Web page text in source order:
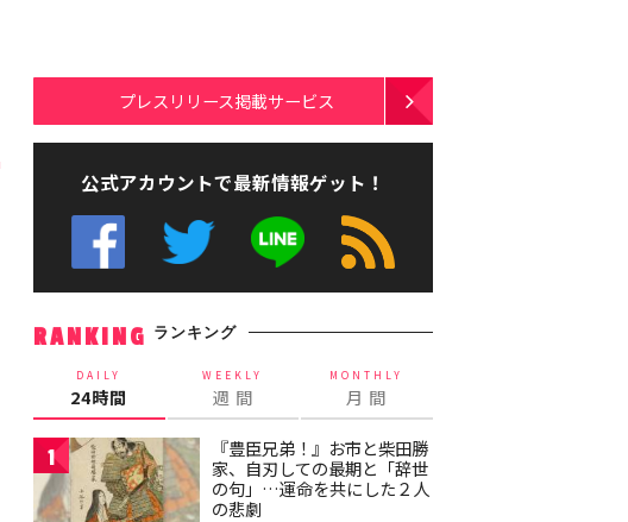
プレスリリース掲載サービス
公式アカウントで最新情報ゲット！
RANKING ランキング
DAILY
24時間
WEEKLY
週 間
MONTHLY
月 間
1
『豊臣兄弟！』お市と柴田勝
家、自刃しての最期と「辞世
の句」…運命を共にした２人
の悲劇